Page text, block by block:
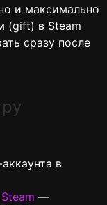
и максимально
(gift) в Steam
сразу после
в
—